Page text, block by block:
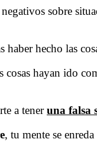
sobre
haber hecho las
cosas hayan ido
a teneruna falsa
, tu mente se